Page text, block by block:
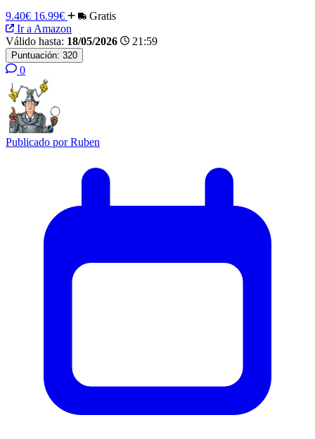
9.40€ 16.99€
Gratis
Ir a Amazon
Válido hasta: 18/05/2026 21:59
Puntuación: 320
0
Publicado porRuben